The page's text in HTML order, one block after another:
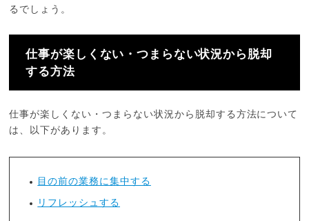
るでしょう。
仕事が楽しくない・つまらない状況から脱却
する方法
仕事が楽しくない・つまらない状況から脱却する方法について
は、以下があります。
目の前の業務に集中する
リフレッシュする